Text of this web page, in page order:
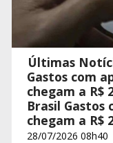
Últimas
Gastos com
chegam a R$
Brasil Gastos
chegam a R$
28/07/2026 08h40